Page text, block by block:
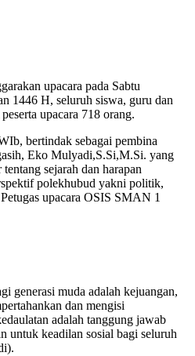
upacara pada Sabtu
1446 H, seluruh siswa, guru dan
upacara 718 orang.
bertindak sebagai pembina
Eko Mulyadi,S.Si,M.Si. yang
sejarah dan harapan
polekhubud yakni politik,
upacara OSIS SMAN 1
generasi muda adalah kejuangan,
dan mengisi
adalah tanggung jawab
untuk keadilan sosial bagi seluruh